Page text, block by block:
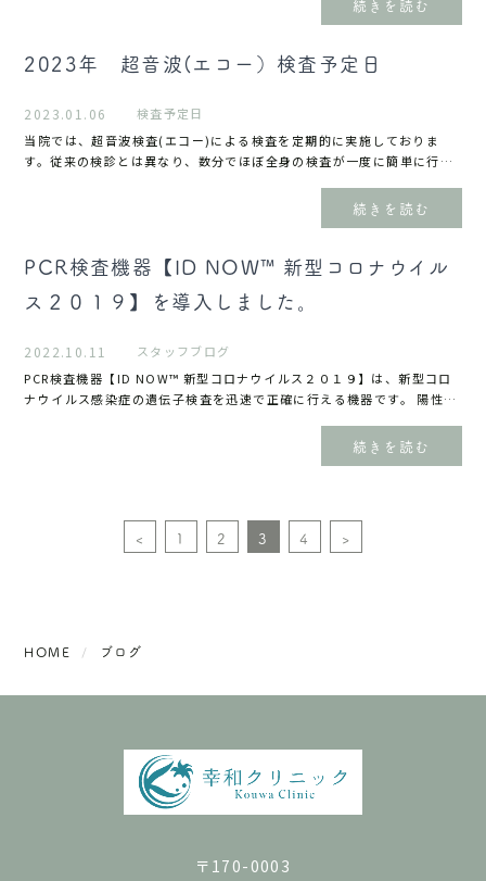
続きを読む
2023年 超音波(エコー）検査予定日
2023.01.06
検査予定日
当院では、超音波検査(エコー)による検査を定期的に実施しておりま
す。従来の検診とは異なり、数分でほぼ全身の検査が一度に簡単に行う
診をお勧めいたします。検査項目心臓、肝臓、腎臓、...続きを読む
PCR検査機器【ID NOW™ 新型コロナウイル
ス２０１９】を導入しました。
2022.10.11
スタッフブログ
PCR検査機器【ID NOW™ 新型コロナウイルス２０１９】は、新型コロ
ナウイルス感染症の遺伝子検査を迅速で正確に行える機器です。 陽性の
続きを読む
< 1 2 3 4 >
HOME ブログ
〒170-0003